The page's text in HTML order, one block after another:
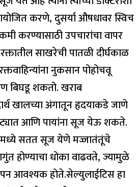
करणे, दुसर्या औषधावर स्विच
करण्यासाठी उपचारांचा वापर
रक्तातील साखरेची पातळी दीर्घकाळ
नुकसान पोहोचवू
बिघडू शकतो. खराब
खालच्या अंगातून हृदयाकडे जाणे
आणि पायांना सूज येऊ शकते.
सतत सूज येणे मज्जातंतूंचे
होण्याचा धोका वाढवते, ज्यामुळे
आवश्यक होते.सेल्युलाईटिस हा